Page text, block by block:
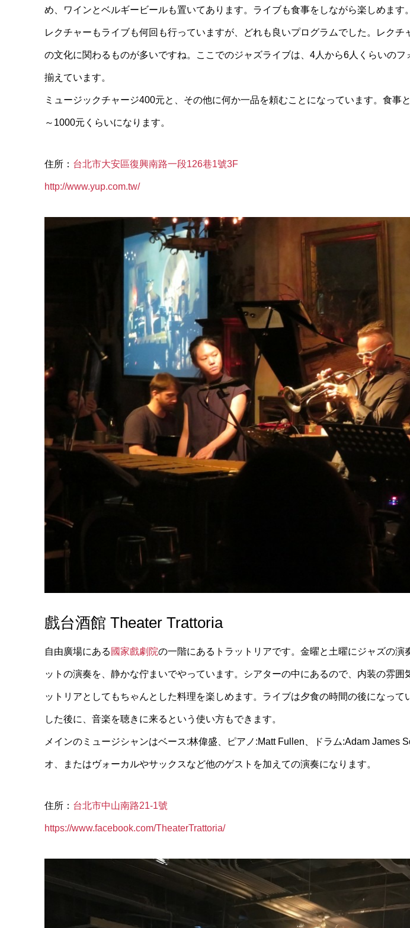
め、ワインとベルギービールも置いてあります。ライブも食事をしながら楽しめます。
レクチャーもライブも何回も行っていますが、どれも良いプログラムでした。レクチ
の文化に関わるものが多いですね。ここでのジャズライブは、4人から6人くらいの
揃えています。
ミュージックチャージ400元と、その他に何か一品を頼むことになっています。食事
～1000元くらいになります。
住所： 台北市大安區復興南路一段126巷1號3F
http://www.yup.com.tw/
戲台酒館 Theater Trattoria
自由廣場にある 國家戲劇院の一階にあるトラットリアです。金曜と土曜にジャズの演
ットの演奏を、静かな佇まいでやっています。シアターの中にあるので、内装の雰囲
ットリアとしてもちゃんとした料理を楽しめます。ライブは夕食の時間の後になって
した後に、音楽を聴きに来るという使い方もできます。
メインのミュージシャンはベース:林偉盛、ピアノ:Matt Fullen、ドラム:Adam James
オ、またはヴォーカルやサックスなど他のゲストを加えての演奏になります。
住所： 台北市中山南路21-1號
https://www.facebook.com/TheaterTrattoria/